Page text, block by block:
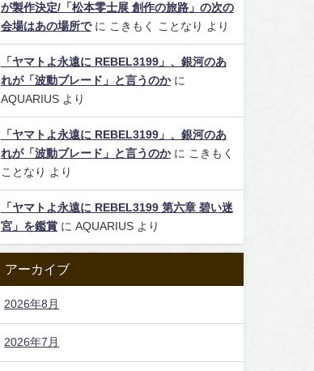
が製作決定/「松本零士展 創作の旅路」の次の
会場はあの場所でに こきもく ことなり より
「ヤマトよ永遠に REBEL3199」、銀河のあ
れが「波動ブレード」と言うのかに
AQUARIUSより
「ヤマトよ永遠に REBEL3199」、銀河のあ
れが「波動ブレード」と言うのかに
こきもく
ことなり
より
「ヤマトよ永遠に REBEL3199 第六章 碧い迷
宮」を鑑賞に AQUARIUSより
アーカイブ
2026年8月
2026年7月